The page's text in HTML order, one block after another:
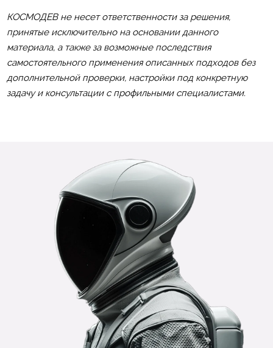
КОСМОДЕВ не несет ответственности за решения,
принятые исключительно на основании данного
материала, а также за возможные последствия
самостоятельного применения описанных подходов без
дополнительной проверки, настройки под конкретную
задачу и консультации с профильными специалистами.